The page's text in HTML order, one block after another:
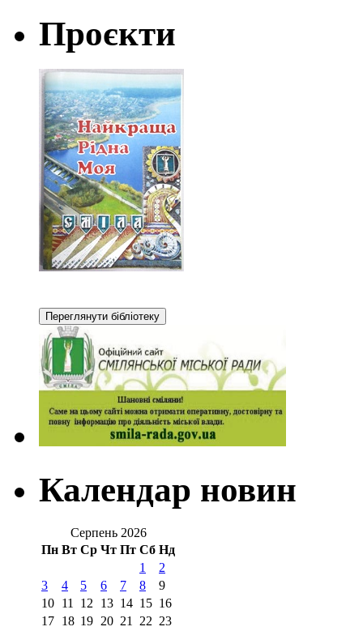
Проєкти
Календар новин
Серпень 2026
Пн Вт Ср Чт Пт Сб Нд
1
2
3
4 5 6 7 8
9
10 11 12 13 14 15 16
17 18 19 20 21 22 23